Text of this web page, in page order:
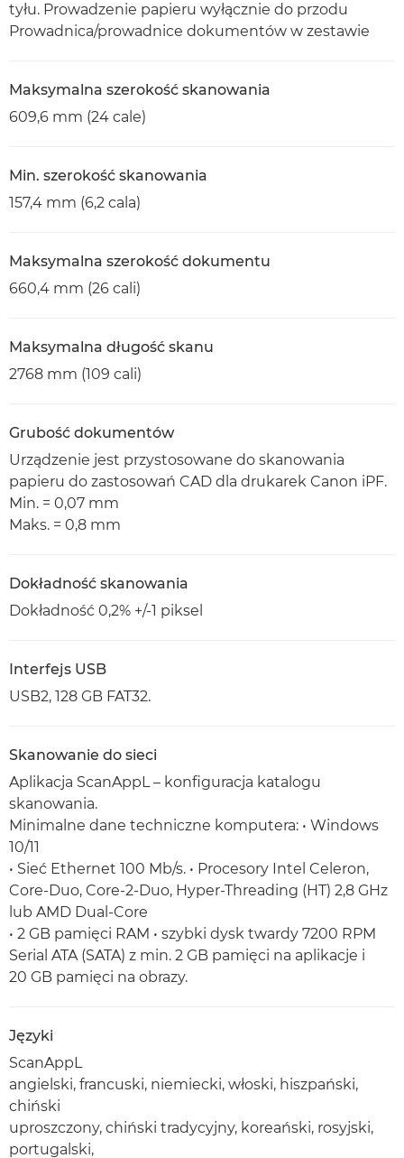
tyłu. Prowadzenie papieru wyłącznie do przodu
Prowadnica/prowadnice dokumentów w zestawie
Maksymalna szerokość skanowania
609,6 mm (24 cale)
Min. szerokość skanowania
157,4 mm (6,2 cala)
Maksymalna szerokość dokumentu
660,4 mm (26 cali)
Maksymalna długość skanu
2768 mm (109 cali)
Grubość dokumentów
Urządzenie jest przystosowane do skanowania
papieru do zastosowań CAD dla drukarek Canon iPF.
Min. = 0,07 mm
Maks. = 0,8 mm
Dokładność skanowania
Dokładność 0,2% +/-1 piksel
Interfejs USB
USB2, 128 GB FAT32.
Skanowanie do sieci
Aplikacja ScanAppL – konfiguracja katalogu
skanowania.
Minimalne dane techniczne komputera: • Windows
10/11
• Sieć Ethernet 100 Mb/s. • Procesory Intel Celeron,
Core-Duo, Core-2-Duo, Hyper-Threading (HT) 2,8 GHz
lub AMD Dual-Core
• 2 GB pamięci RAM • szybki dysk twardy 7200 RPM
Serial ATA (SATA) z min. 2 GB pamięci na aplikacje i
20 GB pamięci na obrazy.
Języki
ScanAppL
angielski, francuski, niemiecki, włoski, hiszpański,
chiński
uproszczony, chiński tradycyjny, koreański, rosyjski,
portugalski,